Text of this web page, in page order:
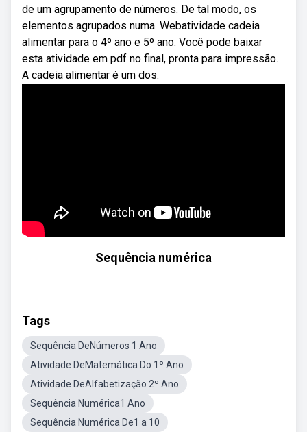
de um agrupamento de números. De tal modo, os
elementos agrupados numa. Webatividade cadeia
alimentar para o 4º ano e 5º ano. Você pode baixar
esta atividade em pdf no final, pronta para impressão.
A cadeia alimentar é um dos.
Sequência numérica
Tags
Sequência DeNúmeros 1 Ano
Atividade DeMatemática Do 1º Ano
Atividade DeAlfabetização 2º Ano
Sequência Numérica1 Ano
Sequência Numérica De1 a 10